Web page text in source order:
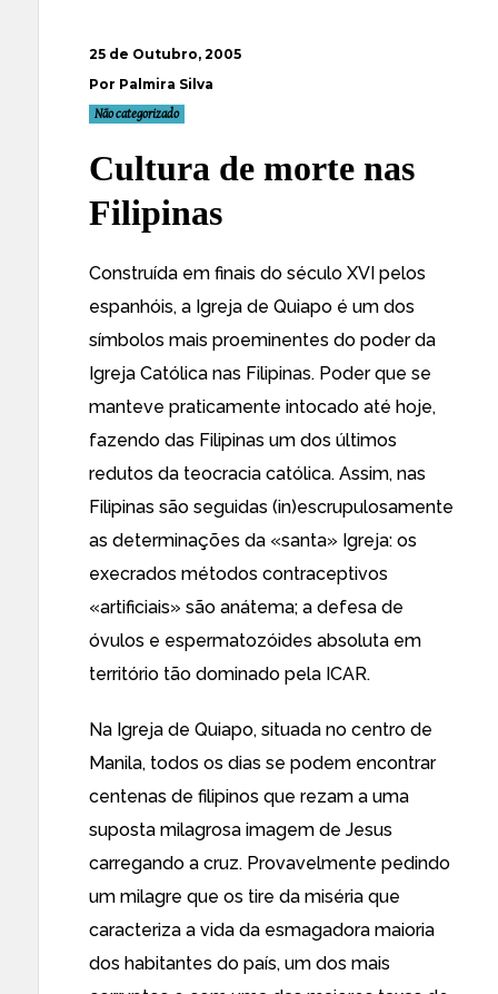
25 de Outubro, 2005
Por Palmira Silva
Não categorizado
Cultura de morte nas
Filipinas
Construída em finais do século XVI pelos
espanhóis, a Igreja de Quiapo é um dos
símbolos mais proeminentes do poder da
Igreja Católica nas Filipinas. Poder que se
manteve praticamente intocado até hoje,
fazendo das Filipinas um dos últimos
redutos da teocracia católica. Assim, nas
Filipinas são seguidas (in)escrupulosamente
as determinações da «santa» Igreja: os
execrados métodos contraceptivos
«artificiais» são anátema; a defesa de
óvulos e espermatozóides absoluta em
território tão dominado pela ICAR.
Na Igreja de Quiapo, situada no centro de
Manila, todos os dias se podem encontrar
centenas de filipinos que rezam a uma
suposta milagrosa imagem de Jesus
carregando a cruz. Provavelmente pedindo
um milagre que os tire da miséria que
caracteriza a vida da esmagadora maioria
dos habitantes do país, um dos mais